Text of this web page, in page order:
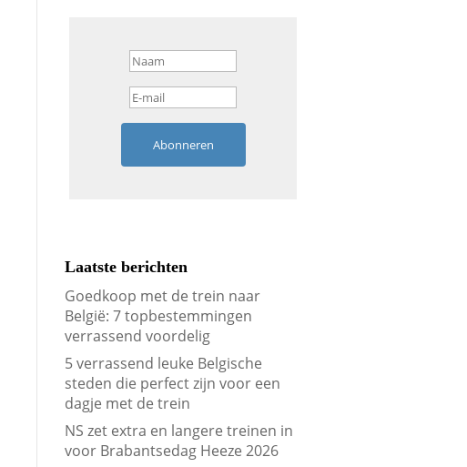
Abonneren
Laatste berichten
Goedkoop met de trein naar
België: 7 topbestemmingen
verrassend voordelig
5 verrassend leuke Belgische
steden die perfect zijn voor een
dagje met de trein
NS zet extra en langere treinen in
voor Brabantsedag Heeze 2026